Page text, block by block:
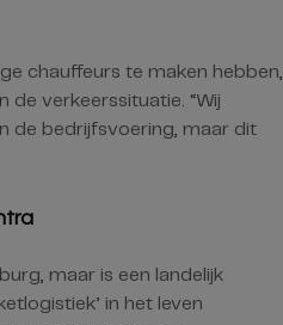
chauffeurs te maken hebben,
verkeerssituatie. “Wij
de bedrijfsvoering, maar dit
maar is een landelijk
in het leven